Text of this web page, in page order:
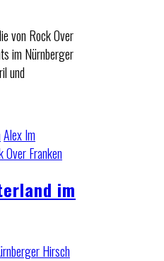
von Rock Over
im Nürnberger
und
Alex Im
Over Franken
im